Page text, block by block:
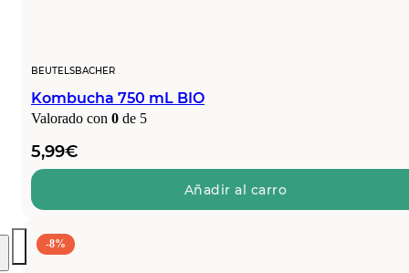
BEUTELSBACHER
Kombucha 750 mL BIO
Valorado con 0 de 5
5,99€
Añadir al carro
-8%